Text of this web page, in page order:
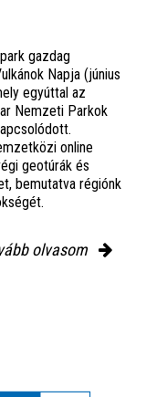
gazdag
Napja (június
egyúttal az
Nemzeti Parkok
online
geotúrák és
bemutatva régiónk
olvasom